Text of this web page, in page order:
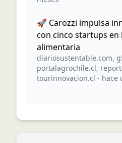
🚀 Carozzi impulsa
con cinco startups en
alimentaria
diariosustentable.com,
portalagrochile.cl,
tourinnovacion.cl - hace